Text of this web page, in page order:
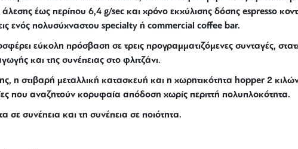
έως περίπου 6,4 g/sec και χρόνο εκχύλισης δόσης espresso
ενός πολυσύχναστου specialty ή commercial coffee bar.
εύκολη πρόσβαση σε τρεις προγραμματιζόμενες συνταγές,
και της συνέπειας στο φλιτζάνι.
η στιβαρή μεταλλική κατασκευή και η χωρητικότητα hopper 2
που αναζητούν κορυφαία απόδοση χωρίς περιττή πολυπλοκότητα.
σε συνέπεια και τη συνέπεια σε ποιότητα.